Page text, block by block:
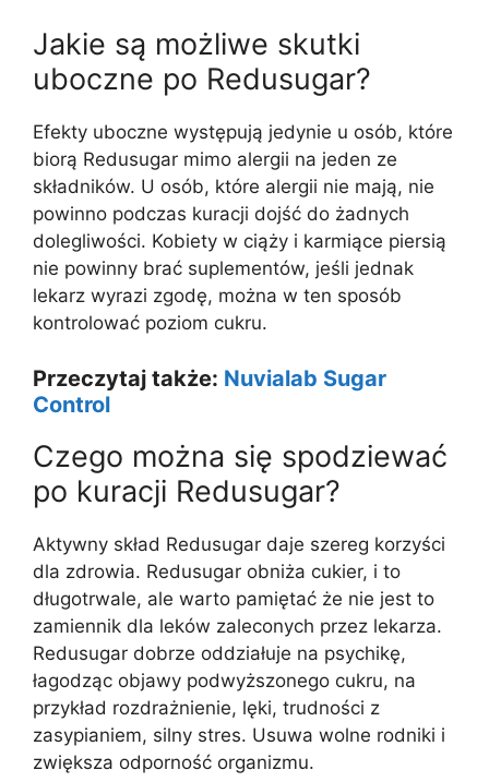
Jakie są możliwe skutki
uboczne po Redusugar?
Efekty uboczne występują jedynie u osób, które
biorą Redusugar mimo alergii na jeden ze
składników. U osób, które alergii nie mają, nie
powinno podczas kuracji dojść do żadnych
dolegliwości. Kobiety w ciąży i karmiące piersią
nie powinny brać suplementów, jeśli jednak
lekarz wyrazi zgodę, można w ten sposób
kontrolować poziom cukru.
Przeczytaj także: Nuvialab Sugar
Control
Czego można się spodziewać
po kuracji Redusugar?
Aktywny skład Redusugar daje szereg korzyści
dla zdrowia. Redusugar obniża cukier, i to
długotrwale, ale warto pamiętać że nie jest to
zamiennik dla leków zaleconych przez lekarza.
Redusugar dobrze oddziałuje na psychikę,
łagodząc objawy podwyższonego cukru, na
przykład rozdrażnienie, lęki, trudności z
zasypianiem, silny stres. Usuwa wolne rodniki i
zwiększa odporność organizmu.